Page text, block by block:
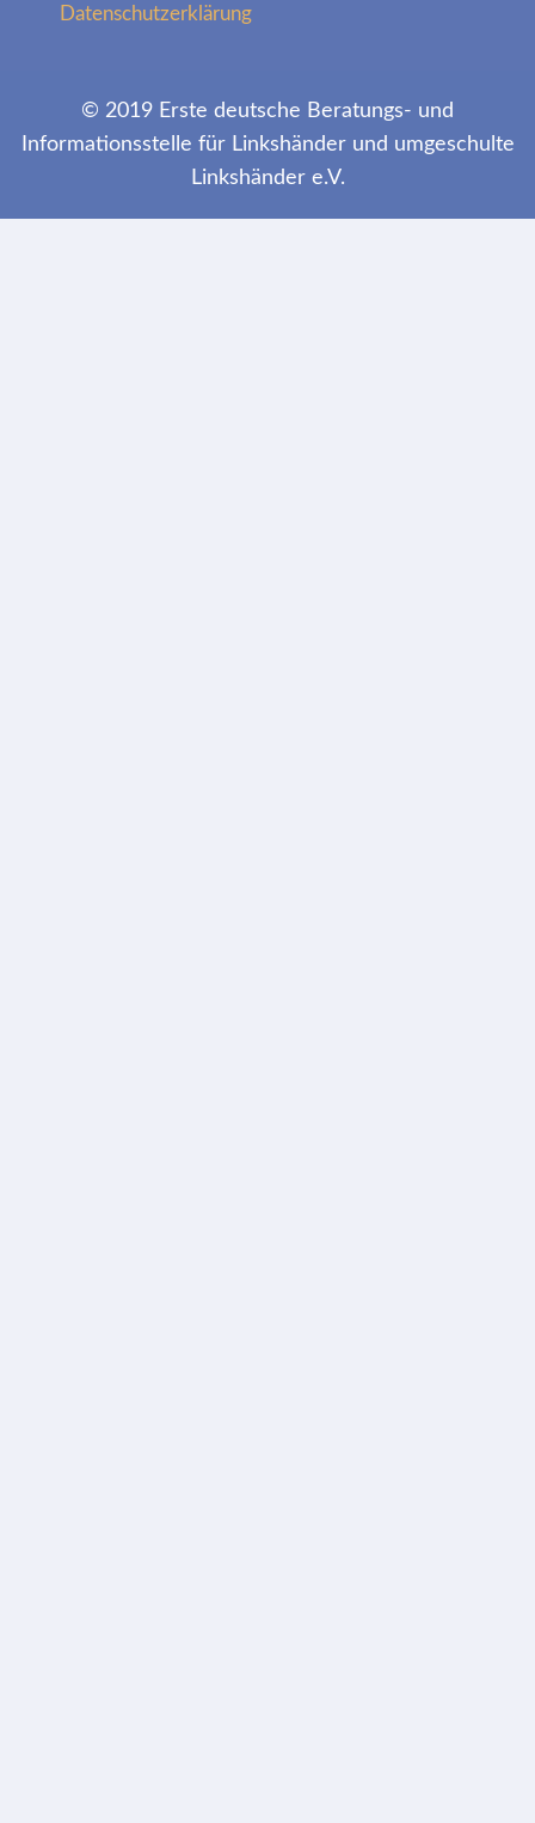
Datenschutzerklärung
© 2019 Erste deutsche Beratungs- und
Informationsstelle für Linkshänder und umgeschulte
Linkshänder e.V.